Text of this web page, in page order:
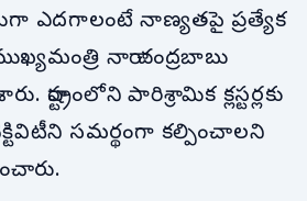
ఎదగాలంటే నాణ్యతపై ప్రత్యేక
నారా చంద్రబాబు
రాష్ట్రంలోని పారిశ్రామిక క్లస్టర్లకు
సమర్థంగా కల్పించాలని